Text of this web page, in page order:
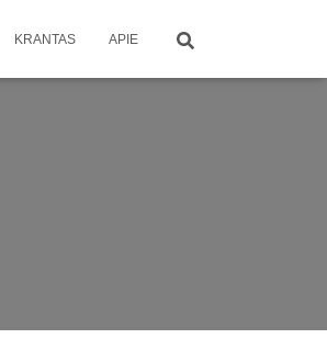
KRANTAS APIE